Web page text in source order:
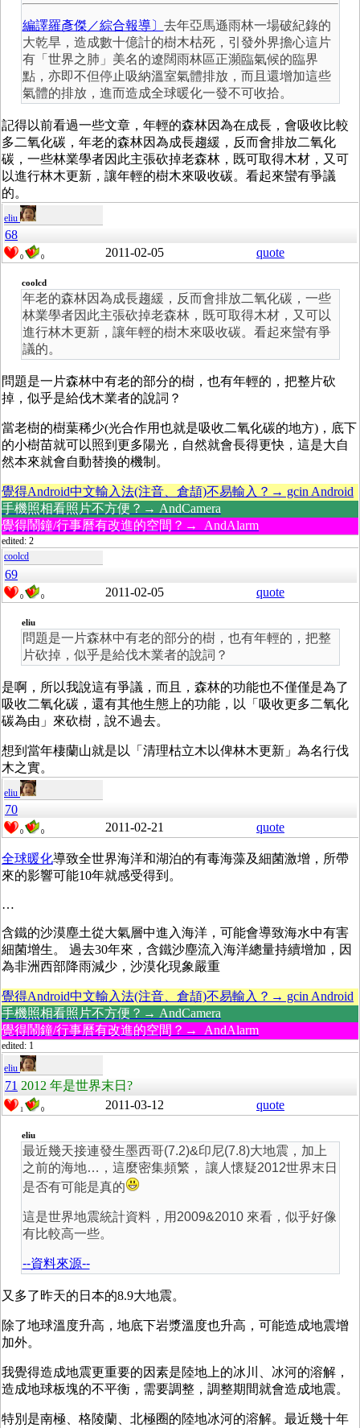
編譯羅彥傑／綜合報導〕 去年亞馬遜雨林一場破紀錄的
大乾旱，造成數十億計的樹木枯死，引發外界擔心這片
有「世界之肺」美名的遼闊雨林區正瀕臨氣候的臨界
點，亦即不但停止吸納溫室氣體排放，而且還增加這些
氣體的排放，進而造成全球暖化一發不可收拾。
記得以前看過一些文章，年輕的森林因為在成長，會吸收比較
多二氧化碳，年老的森林因為成長趨緩，反而會排放二氧化
碳，一些林業學者因此主張砍掉老森林，既可取得木材，又可
以進行林木更新，讓年輕的樹木來吸收碳。看起來蠻有爭議
的。
eliu
68
0 0 2011-02-05 quote
coolcd
年老的森林因為成長趨緩，反而會排放二氧化碳，一些
林業學者因此主張砍掉老森林，既可取得木材，又可以
進行林木更新，讓年輕的樹木來吸收碳。看起來蠻有爭
議的。
問題是一片森林中有老的部分的樹，也有年輕的，把整片砍
掉，似乎是給伐木業者的說詞？
當老樹的樹葉稀少(光合作用也就是吸收二氧化碳的地方)，底下
的小樹苗就可以照到更多陽光，自然就會長得更快，這是大自
然本來就會自動替換的機制。
覺得Android中文輸入法(注音、倉頡)不易輸入？→ gcin Android
手機照相看照片不方便？→ AndCamera
覺得鬧鐘/行事曆有改進的空間？→ AndAlarm
edited: 2
coolcd
69
0 0 2011-02-05 quote
eliu
問題是一片森林中有老的部分的樹，也有年輕的，把整
片砍掉，似乎是給伐木業者的說詞？
是啊，所以我說這有爭議，而且，森林的功能也不僅僅是為了
吸收二氧化碳，還有其他生態上的功能，以「吸收更多二氧化
碳為由」來砍樹，說不過去。
想到當年棲蘭山就是以「清理枯立木以俾林木更新」為名行伐
木之實。
eliu
70
0 0 2011-02-21 quote
全球暖化導致全世界海洋和湖泊的有毒海藻及細菌激增，所帶
來的影響可能10年就感受得到。
…
含鐵的沙漠塵土從大氣層中進入海洋，可能會導致海水中有害
細菌增生。 過去30年來，含鐵沙塵流入海洋總量持續增加，因
為非洲西部降雨減少，沙漠化現象嚴重
覺得Android中文輸入法(注音、倉頡)不易輸入？→ gcin Android
手機照相看照片不方便？→ AndCamera
覺得鬧鐘/行事曆有改進的空間？→ AndAlarm
edited: 1
eliu
71 2012 年是世界末日?
1 0 2011-03-12 quote
eliu
最近幾天接連發生墨西哥(7.2)&印尼(7.8)大地震，加上
之前的海地…，這麼密集頻繁， 讓人懷疑2012世界末日
是否有可能是真的
這是世界地震統計資料，用2009&2010 來看，似乎好像
有比較高一些。
--資料來源--
又多了昨天的日本的8.9大地震。
除了地球溫度升高，地底下岩漿溫度也升高，可能造成地震增
加外。
我覺得造成地震更重要的因素是陸地上的冰川、冰河的溶解，
造成地球板塊的不平衡，需要調整，調整期間就會造成地震。
特別是南極、格陵蘭、北極圈的陸地冰河的溶解。最近幾十年